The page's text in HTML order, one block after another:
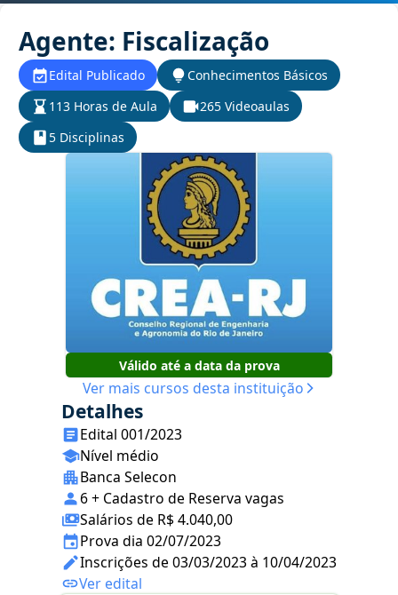
Agente: Fiscalização
Edital Publicado
Conhecimentos Básicos
113 Horas de Aula
265 Videoaulas
5 Disciplinas
Válido até a data da prova
Ver mais cursos desta instituição
Detalhes
Edital 001/2023
Nível médio
Banca Selecon
6 + Cadastro de Reserva vagas
Salários de R$ 4.040,00
Prova dia 02/07/2023
Inscrições de 03/03/2023 à 10/04/2023
Ver edital